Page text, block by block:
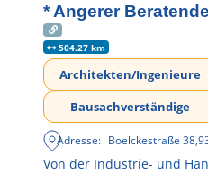
* Angerer
504.27 km
Architekten/Ingenieure
Bausachverständige
Adresse: Boelckestraße 38,
Von der Industrie- und